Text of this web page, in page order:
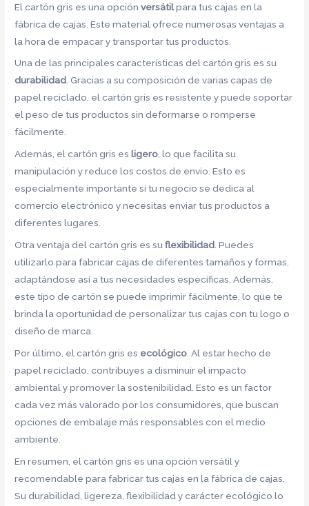
El cartón gris es una opciónversátilpara tus cajas en la
fábrica de cajas. Este material ofrece numerosas ventajas a
la hora de empacar y transportar tus productos.
Una de las principales características del cartón gris es su
durabilidad. Gracias a su composición de varias capas de
papel reciclado, el cartón gris es resistente y puede soportar
el peso de tus productos sin deformarse o romperse
fácilmente.
Además, el cartón gris es ligero , lo que facilita su
manipulación y reduce los costos de envío. Esto es
especialmente importante si tu negocio se dedica al
comercio electrónico y necesitas enviar tus productos a
diferentes lugares.
Otra ventaja del cartón gris es suflexibilidad . Puedes
utilizarlo para fabricar cajas de diferentes tamaños y formas,
adaptándose así a tus necesidades específicas. Además,
este tipo de cartón se puede imprimir fácilmente, lo que te
brinda la oportunidad de personalizar tus cajas con tu logo o
diseño de marca.
Por último, el cartón gris es ecológico . Al estar hecho de
papel reciclado, contribuyes a disminuir el impacto
ambiental y promover la sostenibilidad. Esto es un factor
cada vez más valorado por los consumidores, que buscan
opciones de embalaje más responsables con el medio
ambiente.
En resumen, el cartón gris es una opción versátil y
recomendable para fabricar tus cajas en la fábrica de cajas.
Su durabilidad, ligereza, flexibilidad y carácter ecológico lo